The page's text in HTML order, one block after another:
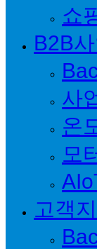
쇼
B2B
사
온
모
고객